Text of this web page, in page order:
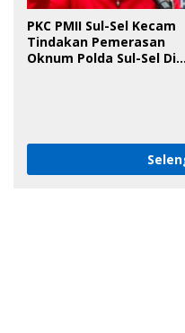
PKC PMII Sul-Sel Kecam
Tindakan Pemerasan
Oknum Polda Sul-Sel Di